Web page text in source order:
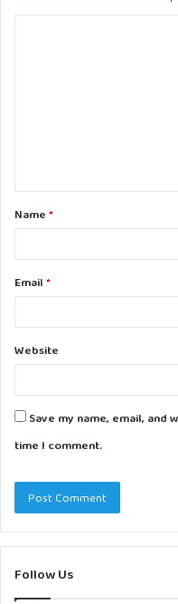
t
*Name *
Email *
Website
Save my name, email,
time I comment.
Follow Us